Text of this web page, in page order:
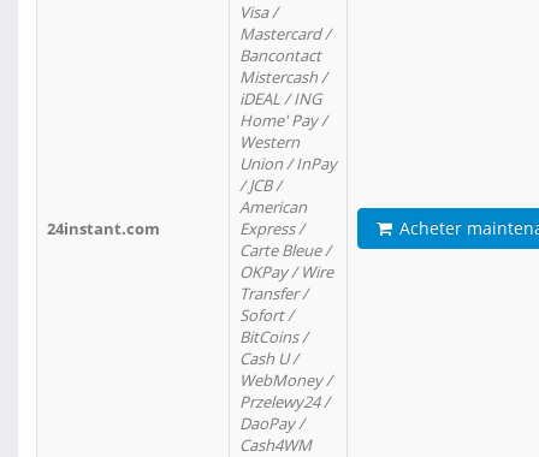
24instant.com
Visa /
Mastercard /
Bancontact
Mistercash /
iDEAL / ING
Home' Pay /
Western
Union / InPay
/ JCB /
American
Express /
Carte Bleue /
OKPay / Wire
Transfer /
Sofort /
BitCoins /
Cash U /
WebMoney /
Przelewy24 /
DaoPay /
Cash4WM
Acheter